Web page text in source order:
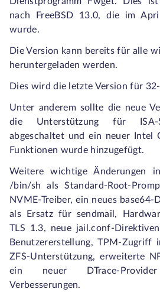
nach FreeBSD 13.0, die im
wurde.
Die Version kann bereits für alle
heruntergeladen werden.
Dies wird die letzte Version für
Unter anderem sollte die neue
die Unterstützung für ISA-
abgeschaltet und ein neuer Intel
Funktionen wurde hinzugefügt.
Weitere wichtige Änderungen
/bin/sh als Standard-Root-
NVME-Treiber, ein neues
als Ersatz für sendmail,
TLS 1.3, neue jail.conf-
Benutzererstellung, TPM-Zugriff
ZFS-Unterstützung, erweiterte
ein neuer DTrace-
Verbesserungen.